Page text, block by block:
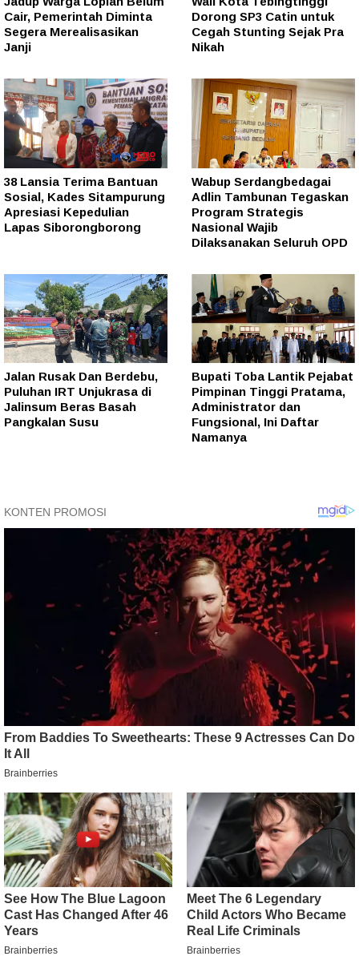
Cair, Pemerintah Diminta
Segera Merealisasikan
Janji
Dorong SP3 Catin untuk
Cegah Stunting Sejak Pra
Nikah
38 Lansia Terima Bantuan
Sosial, Kades Sitampurung
Apresiasi Kepedulian
Lapas Siborongborong
Wabup Serdangbedagai
Adlin Tambunan Tegaskan
Program Strategis
Nasional Wajib
Dilaksanakan Seluruh OPD
Jalan Rusak Dan Berdebu,
Puluhan IRT Unjukrasa di
Jalinsum Beras Basah
Pangkalan Susu
Bupati Toba Lantik Pejabat
Pimpinan Tinggi Pratama,
Administrator dan
Fungsional, Ini Daftar
Namanya